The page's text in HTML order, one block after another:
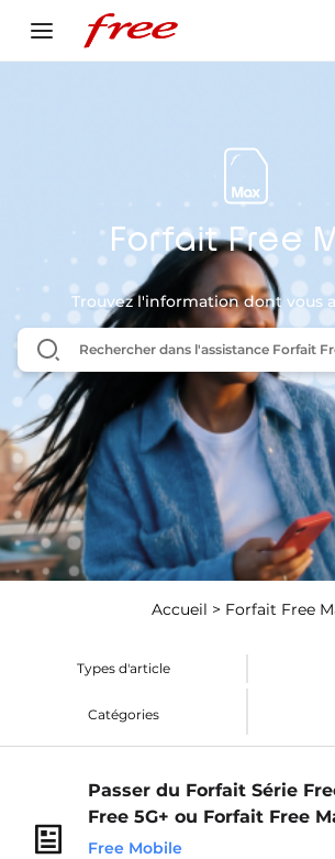
Forfait Free
Trouvez l'information dont vous
Accueil > Forfait Free
Types d'article
Catégories
Passer du Forfait Série
Free 5G+ ou Forfait Free
Free Mobile